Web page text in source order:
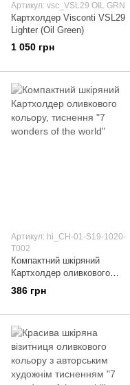
Артикул: vsc_VSL29 OIL GRN
Картхолдер Visconti VSL29
Lighter (Oil Green)
1 050 грн
Артикул: hi_CH-01-S19-1020-
T002
Компактний шкіряний
Картхолдер оливкового
кольору, тиснення "7 wonders
of the world"
386 грн